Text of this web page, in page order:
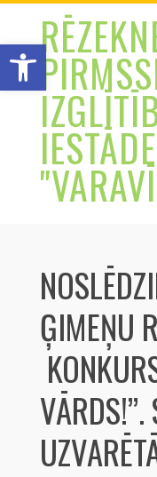
Open toolbar
Skip
content
IESTĀDE
ĢIMEŅU